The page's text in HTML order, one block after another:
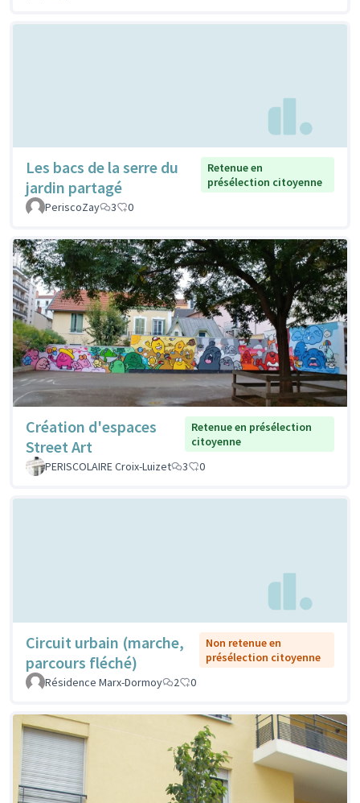
Les bacs de la serre du
jardin partagé
Retenue en
présélection citoyenne
PeriscoZay
3 0
Création d'espaces
Street Art
Retenue en présélection
citoyenne
PERISCOLAIRE Croix-Luizet
3 0
Circuit urbain (marche,
parcours fléché)
Non retenue en
présélection citoyenne
Résidence Marx-Dormoy
2 0